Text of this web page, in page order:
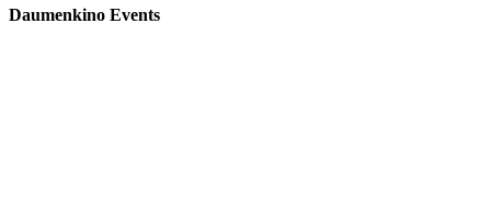
Daumenkino Events